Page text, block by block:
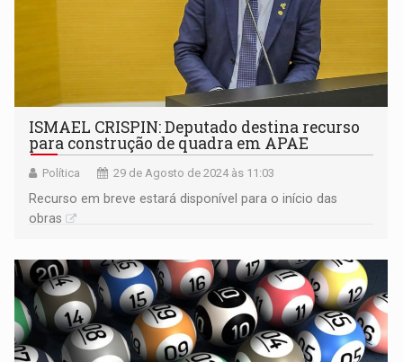
ISMAEL CRISPIN: Deputado destina recurso
para construção de quadra em APAE
Política 29 de Agosto de 2024 às 11:03
Recurso em breve estará disponível para o início das
obras